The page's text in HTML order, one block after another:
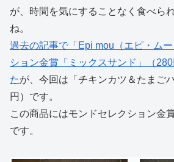
が、時間を気にすることなく食べら
ね。
過去の記事で「Epi mou（エピ・ム
ション金賞「ミックスサンド」（
たが、今回は「チキンカツ＆たまご
円）です。
この商品にはモンドセレクション金
です。